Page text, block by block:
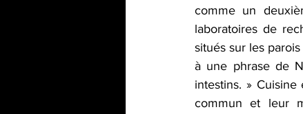
comme un
laboratoires de
situés sur les
à une phrase de
intestins. »
commun et leur